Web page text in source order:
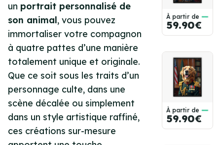
un portrait personnalisé de
son animal, vous pouvez
immortaliser votre compagnon
à quatre pattes d’une manière
totalement unique et originale.
Que ce soit sous les traits d’un
personnage culte, dans une
scène décalée ou simplement
dans un style artistique raffiné,
ces créations sur-mesure
À partir de
59.90€
À partir de
59.90€